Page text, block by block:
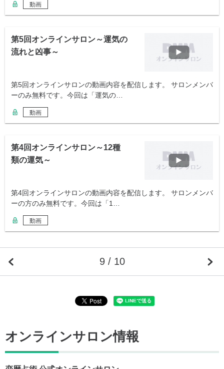
動画
第5回オンラインサロン～運気の
流れと凶事～
第5回オンラインサロンの動画内容を配信します。 サロンメンバ
ーのみ無料です。今回は「運気の…
動画
第4回オンラインサロン～12種
類の運気～
第4回オンラインサロンの動画内容を配信します。 サロンメンバ
ーの方のみ無料です。今回は「1…
動画
9 / 10
オンラインサロン情報